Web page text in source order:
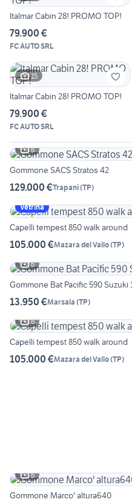
Italmar Cabin 28! PROMO TOP!
79.900 €
FC AUTO SRL
15
Italmar Cabin 28! PROMO TOP!
79.900 €
FC AUTO SRL
6
Gommone SACS Stratos 42
129.000 €Trapani(TP)
Vetrina
Capelli tempest 850 walk around
105.000 €Mazara del Vallo(TP)
6
13.950 €Marsala (TP)
6
Capelli tempest 850 walk around
105.000 €Mazara del Vallo(TP)
6
Gommone Marco' altura640